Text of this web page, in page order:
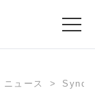
ニュース